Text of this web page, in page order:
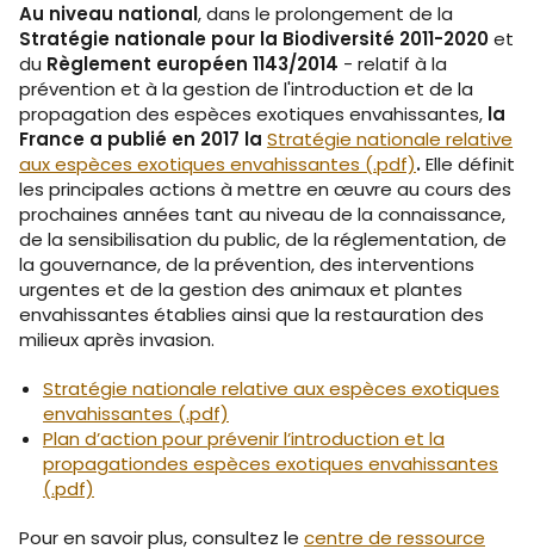
Au niveau national, dans le prolongement de la
Stratégie nationale pour la Biodiversité 2011-2020et
du Règlement européen 1143/2014 - relatif à la
prévention et à la gestion de l'introduction et de la
propagation des espèces exotiques envahissantes, la
France a publié en 2017 la Stratégie nationale relative
aux espèces exotiques envahissantes (.pdf).Elle définit
les principales actions à mettre en œuvre au cours des
prochaines années tant au niveau de la connaissance,
de la sensibilisation du public, de la réglementation, de
la gouvernance, de la prévention, des interventions
urgentes et de la gestion des animaux et plantes
envahissantes établies ainsi que la restauration des
milieux après invasion.
Stratégie nationale relative aux espèces exotiques
envahissantes (.pdf)
Plan d’action pour prévenir l’introduction et la
propagationdes espèces exotiques envahissantes
(.pdf)
Pour en savoir plus, consultez le centre de ressource